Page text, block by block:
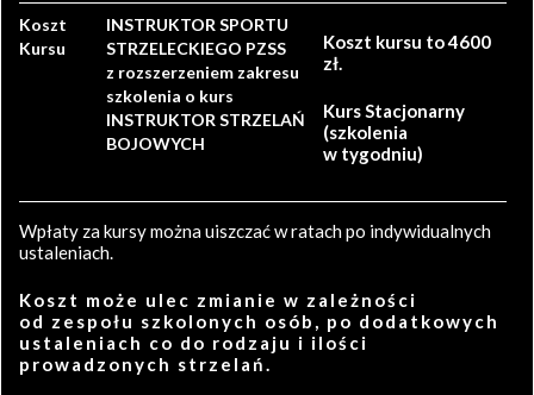
Koszt
Kursu
INSTRUKTOR SPORTU
STRZELECKIEGO PZSS
z rozszerzeniem zakresu
szkolenia o kurs
INSTRUKTOR STRZELAŃ
BOJOWYCH
Koszt kursu to 4600
zł.
Kurs Stacjonarny
(szkolenia
w tygodniu)
Wpłaty za kursy można uiszczać w ratach po indywidualnych
ustaleniach.
Koszt może ulec zmianie w zależności
od zespołu szkolonych osób, po dodatkowych
ustaleniach co do rodzaju i ilości
prowadzonych strzelań.